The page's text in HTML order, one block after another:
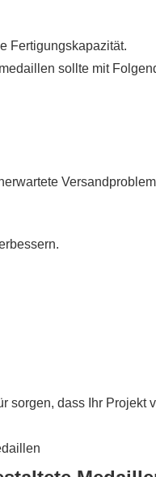
Fertigungskapazität.
sollte mit
sorgen, dass Ihr Projekt